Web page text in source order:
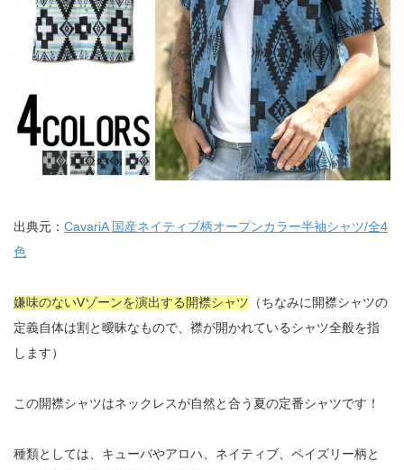
出典元： CavariA 国産ネイティブ柄オープンカラー半袖シャツ/全4
色
嫌味のないVゾーンを演出する開襟シャツ （ちなみに開襟シャツの
定義自体は割と曖昧なもので、襟が開かれているシャツ全般を指
します）
この開襟シャツはネックレスが自然と合う夏の定番シャツです！
種類としては、キューバやアロハ、ネイティブ、ペイズリー柄と